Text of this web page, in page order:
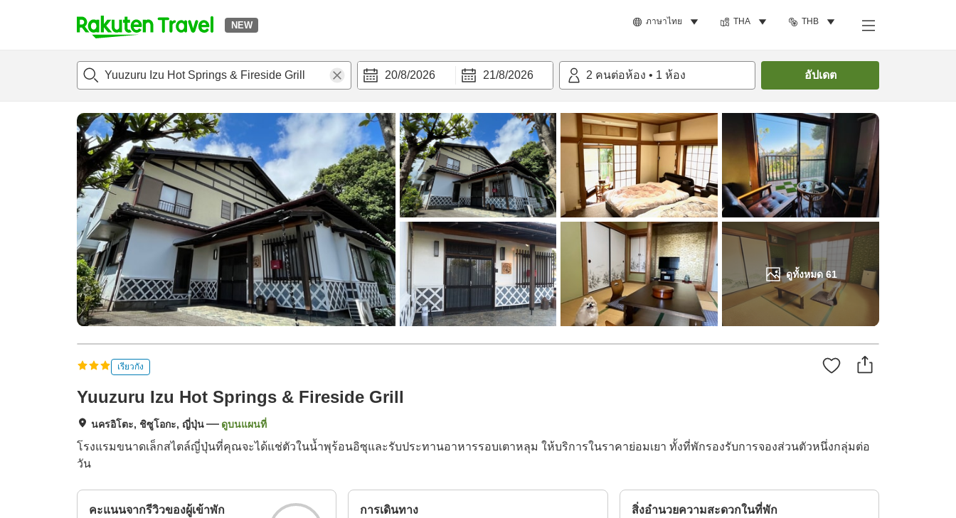
NEW ภาษาไทย THA THB
t
p
a
g
e
_
s
e
a
r
c
h
20/8/2026 21/8/2026 2 คนต่อห้อง • 1 ห้อง อัปเดต
ดูทั้งหมด61
แนะนำที่พักห้องพักและแพลนพักรีวิว ไฮไลต์สิ่่งอำนวยความสะดวก ค้นหาห้องพัก
เรียวกัง
Yuuzuru Izu Hot Springs & Fireside Grill
นครอิโตะ, ชิซูโอกะ, ญี่ปุ่น ดูบนแผนที่
โรงแรมขนาดเล็กสไตล์ญี่ปุ่นที่คุณจะได้แช่ตัวในน้ำพุร้อนอิซุและรับประทานอาหารรอบเตาหลุม ให้บริการในราคาย่อมเยา ทั้งที่พักรองรับการจองส่วนตัวหนึ่งกลุ่มต่อ
วัน
คะแนนจากรีวิวของผู้เข้าพัก การเดินทาง สิ่งอำนวยความสะดวกในที่พัก